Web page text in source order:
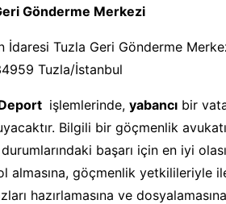
Gönderme Merkezi
İdaresi Tuzla Geri Gönderme
Tuzla/İstanbul
işlemlerinde, yabancı bir
Bilgili bir göçmenlik
başarı için en iyi
almasına, göçmenlik yetkilileriyle
hazırlamasına ve